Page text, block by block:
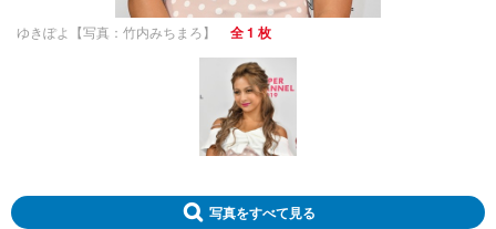
ゆきぽよ【写真：竹内みちまろ】 全 1 枚
写真をすべて見る